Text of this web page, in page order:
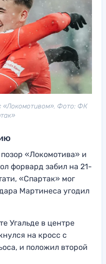
«Локомотивом». Фото: ФК
«Локомотива» и
форвард забил на 21-
«Спартак» мог
Мартинеса угодил
Угальде в центре
на кросс с
и положил второй